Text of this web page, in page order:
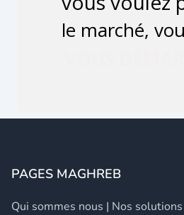
PAGES MAGHREB
Qui sommes nous | Nos